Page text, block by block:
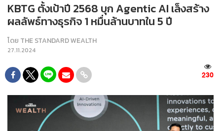
KBTG ตั้งเป้าปี 2568 บุก Agentic AI เล็งสร้าง
ผลลัพธ์ทางธุรกิจ 1 หมื่นล้านบาทใน 5 ปี
โดย THE STANDARD WEALTH
27.11.2024
230